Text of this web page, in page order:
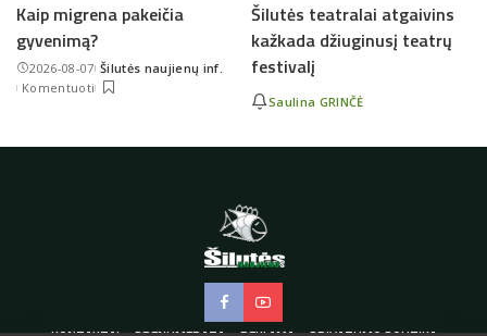
Kaip migrena pakeičia
gyvenimą?
2026-08-07Posted
by
Šilutės naujienų inf.
Komentuoti
Šilutės teatralai atgaivins
kažkada džiuginusį teatrų
festivalį
Saulina GRINČĖ